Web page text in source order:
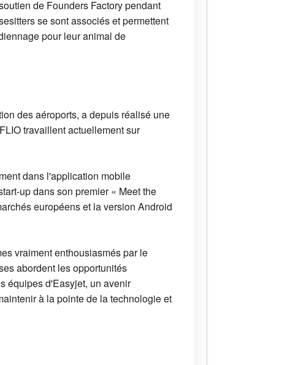
de Founders Factory pendant
se sont associés et permettent
pour leur animal de
des aéroports, a depuis réalisé une
travaillent actuellement sur
dans l'application mobile
up dans son premier « Meet the
européens et la version Android
vraiment enthousiasmés par le
abordent les opportunités
équipes d'Easyjet, un avenir
à la pointe de la technologie et